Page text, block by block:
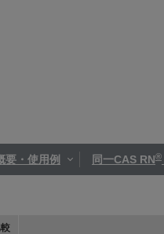
要・使用例 同一CAS RN®